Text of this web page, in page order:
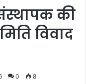
की
विवाद
0 8